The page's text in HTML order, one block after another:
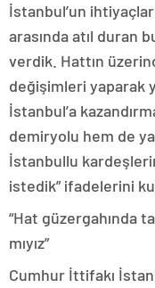
İstanbul’un
arasında atıl duran
verdik. Hattın
değişimleri yaparak
İstanbul’a
demiryolu hem de
İstanbullu
istedik” ifadelerini
“Hat güzergahında
mıyız”
Cumhur İttifakı